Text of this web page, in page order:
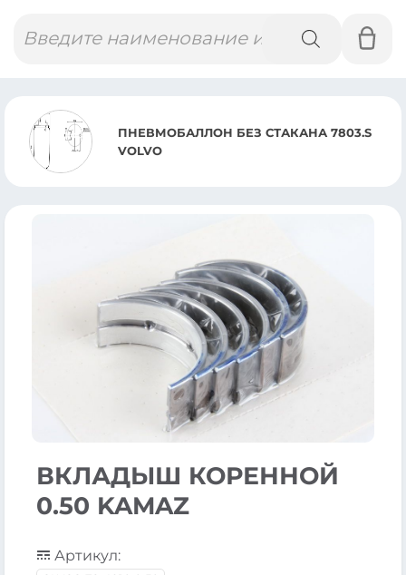
товаров
ПНЕВМОБАЛЛОН БЕЗ СТАКАНА 7803.S
VOLVO
ВКЛАДЫШ КОРЕННОЙ
0.50 KAMAZ
Артикул: